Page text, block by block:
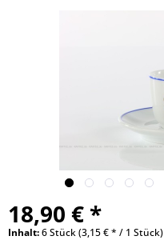
18,90 € *
Inhalt:6 Stück (3,15 € * / 1 Stück)